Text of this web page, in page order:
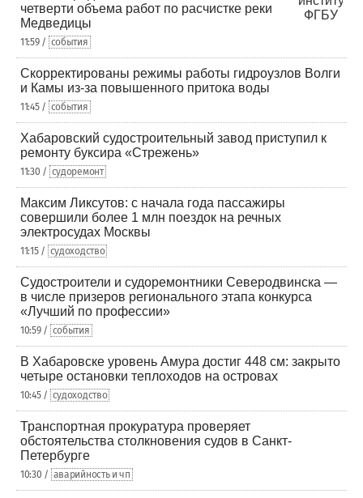
четверти объема работ по расчистке реки
Медведицы
11:59 / события
Скорректированы режимы работы гидроузлов Волги
и Камы из-за повышенного притока воды
11:45 / события
Хабаровский судостроительный завод приступил к
ремонту буксира «Стрежень»
11:30 / судоремонт
Максим Ликсутов: с начала года пассажиры
совершили более 1 млн поездок на речных
электросудах Москвы
11:15 / судоходство
Судостроители и судоремонтники Северодвинска —
в числе призеров регионального этапа конкурса
«Лучший по профессии»
10:59 / события
В Хабаровске уровень Амура достиг 448 см: закрыто
четыре остановки теплоходов на островах
10:45 / судоходство
Транспортная прокуратура проверяет
обстоятельства столкновения судов в Санкт-
Петербурге
10:30 / аварийность и чп